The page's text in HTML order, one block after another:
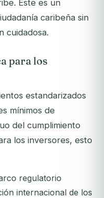
Este es un
caribeña sin
cuidadosa.
para los
estandarizados
mínimos de
del cumplimiento
los inversores, esto
regulatorio
internacional de los